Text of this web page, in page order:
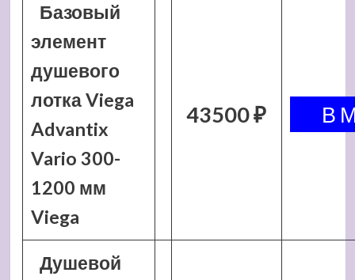
Базовый
элемент
душевого
лотка Viega
Advantix
Vario 300-
1200 мм
Viega
43500 ₽
Душевой